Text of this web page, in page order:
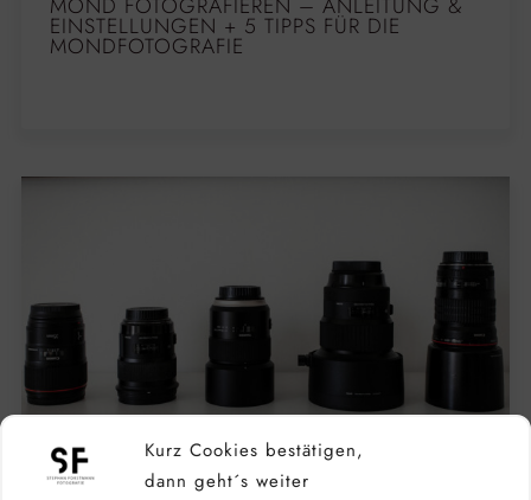
Kurz Cookies bestätigen,
dann geht´s weiter
EINSTELLUNGEN + 5 TIPPS FÜR DIE
MONDFOTOGRAFIE